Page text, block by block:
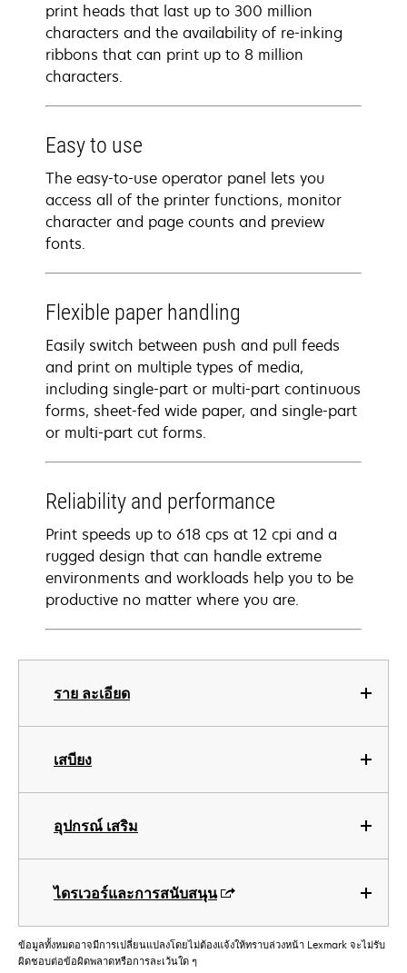
ราย ละเอียด
เสบียง
อุปกรณ์ เสริม
ไดรเวอร์และการสนับสนุน
print heads that last up to 300 million
characters and the availability of re-inking
ribbons that can print up to 8 million
characters.
Easy to use
The easy-to-use operator panel lets you
access all of the printer functions, monitor
character and page counts and preview
fonts.
Flexible paper handling
Easily switch between push and pull feeds
and print on multiple types of media,
including single-part or multi-part continuous
forms, sheet-fed wide paper, and single-part
or multi-part cut forms.
Reliability and performance
Print speeds up to 618 cps at 12 cpi and a
rugged design that can handle extreme
environments and workloads help you to be
productive no matter where you are.
ข้อมูลทั้งหมดอาจมีการเปลี่ยนแปลงโดยไม่ต้องแจ้งให้ทราบล่วงหน้า Lexmark จะไม่รับ
ผิดชอบต่อข้อผิดพลาดหรือการละเว้นใด ๆ